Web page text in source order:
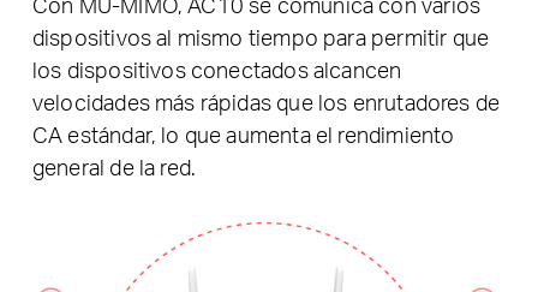
dispositivos al mismo tiempo para permitir que
los dispositivos conectados alcancen
velocidades más rápidas que los enrutadores de
CA estándar, lo que aumenta el rendimiento
general de la red.